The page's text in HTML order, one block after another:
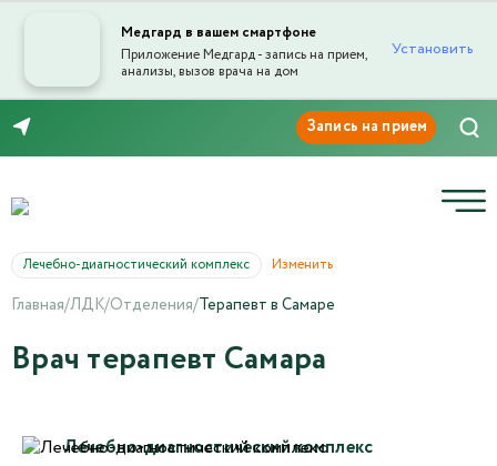
Медгард в вашем смартфоне
Приложение Медгард - запись на прием,
анализы, вызов врача на дом
Установить
Лечебно-диагностический комплекс Изменить
Главная/ЛДК/Отделения/Терапевт в Самаре
Врач терапевт Самара
Лечебно-диагностический комплекс